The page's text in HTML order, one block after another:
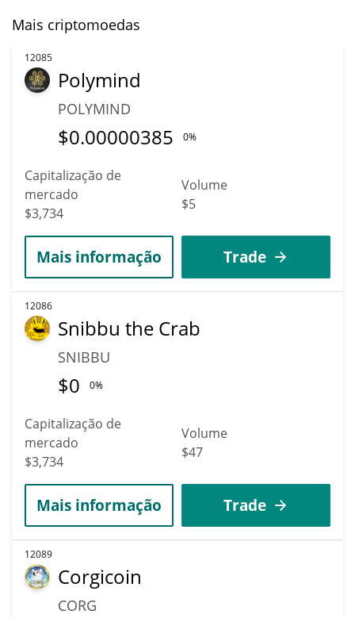
Mais criptomoedas
12085
Polymind
POLYMIND
$0.00000385 0%
Capitalização de
mercado
$3,734
Volume
$5
Mais informação Trade
12086
Snibbu the Crab
SNIBBU
$0 0%
Capitalização de
mercado
$3,734
Volume
$47
Mais informação Trade
12089
Corgicoin
CORG